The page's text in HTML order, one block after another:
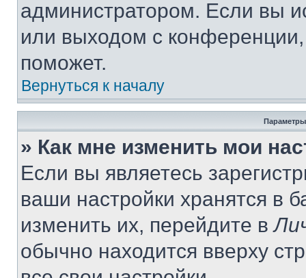
администратором. Если вы
или выходом с
поможет.
Вернуться к началу
Параметры
» Как мне изменить мои
Если вы являетесь
ваши настройки хранятся в
изменить их, перейдите в
обычно находится вверху